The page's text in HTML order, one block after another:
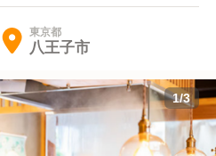
東京都
八王子市
1/3